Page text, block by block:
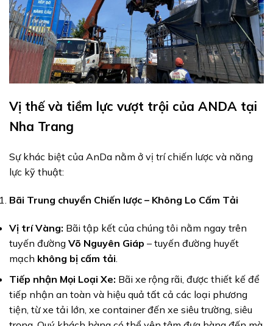
Vị thế và tiềm lực vượt trội của ANDA tại
Nha Trang
Sự khác biệt của AnDa nằm ở vị trí chiến lược và năng
lực kỹ thuật:
Bãi Trung chuyển Chiến lược – Không Lo Cấm Tải
Vị trí Vàng: Bãi tập kết của chúng tôi nằm ngay trên
tuyến đường Võ Nguyên Giáp – tuyến đường huyết
mạch không bị cấm tải
Tiếp nhận Mọi Loại Xe: Bãi xe rộng rãi, được thiết kế để
tiếp nhận an toàn và hiệu quả tất cả các loại phương
tiện, từ xe tải lớn, xe container đến xe siêu trường, siêu